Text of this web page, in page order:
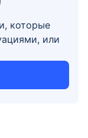
которые
или